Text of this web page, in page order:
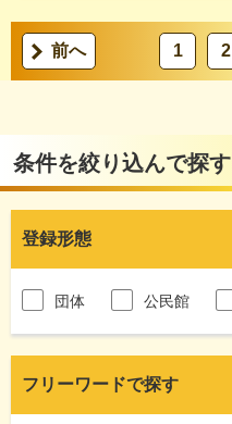
前へ 1 2
条件を絞り込んで探す
登録形態
団体 公民館
フリーワードで探す